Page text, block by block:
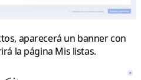
aparecerá un banner con
la página Mis listas.